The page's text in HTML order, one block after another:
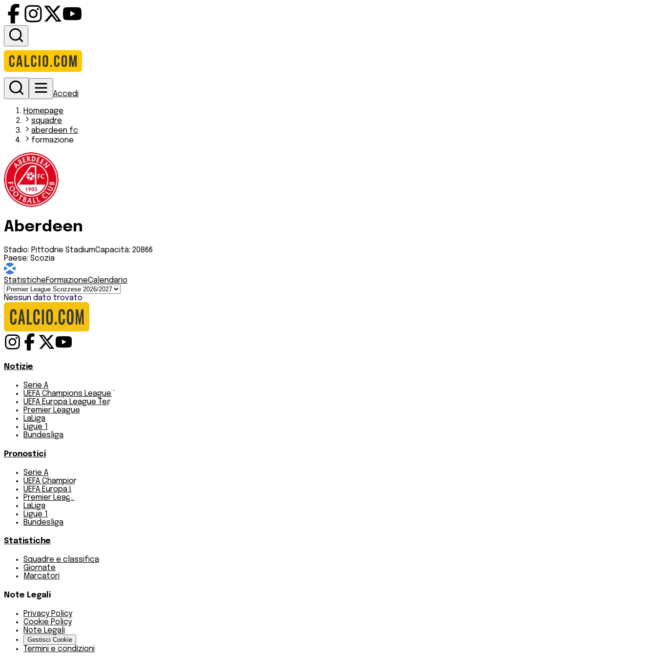
Accedi
Homepage
squadre
aberdeen fc
formazione
Aberdeen
Stadio: Pittodrie StadiumCapacità: 20866
Paese: Scozia
StatisticheFormazioneCalendario
Nessun dato trovato
Notizie
Serie A
UEFA Champions League Teams
UEFA Europa League Teams
Premier League
LaLiga
Ligue 1
Bundesliga
Pronostici
Serie A
UEFA Champions League Teams
UEFA Europa League Teams
Premier League
LaLiga
Ligue 1
Bundesliga
Statistiche
Squadre e classifica
Giornate
Marcatori
Note Legali
Privacy Policy
Cookie Policy
Note Legali
Gestisci Cookie
Termini e condizioni